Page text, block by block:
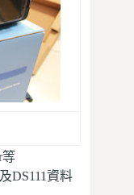
等
DS111資料